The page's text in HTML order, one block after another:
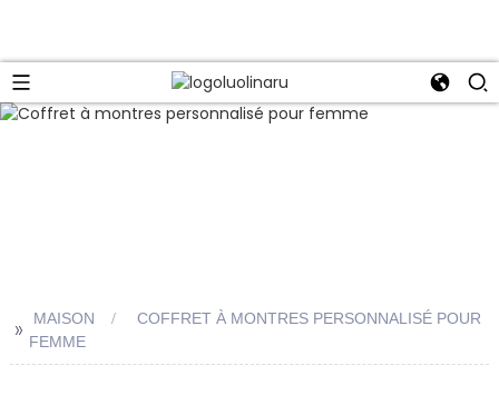
>> MAISON
COFFRET À MONTRES PERSONNALISÉ POUR
FEMME